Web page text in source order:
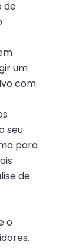
de
um
com
seu
para
de
o